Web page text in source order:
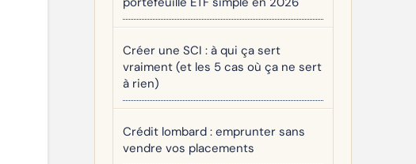
Créer une SCI : à qui ça sert
vraiment (et les 5 cas où ça ne sert
à rien)
Crédit lombard : emprunter sans
vendre vos placements